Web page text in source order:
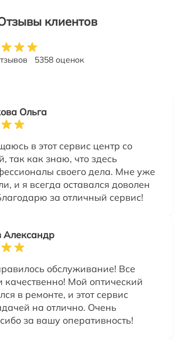
клиентов
5358 оценок
Ольга
в этот сервис центр со
так как знаю, что здесь
своего дела. Мне уже
и я всегда оставался доволен
за отличный сервис!
Александр
обслуживание! Все
качественно! Мой оптический
в ремонте, и этот сервис
на отлично. Очень
за вашу оперативность!